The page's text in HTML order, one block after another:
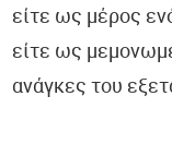
είτε ως μέρος
είτε ως
ανάγκες του